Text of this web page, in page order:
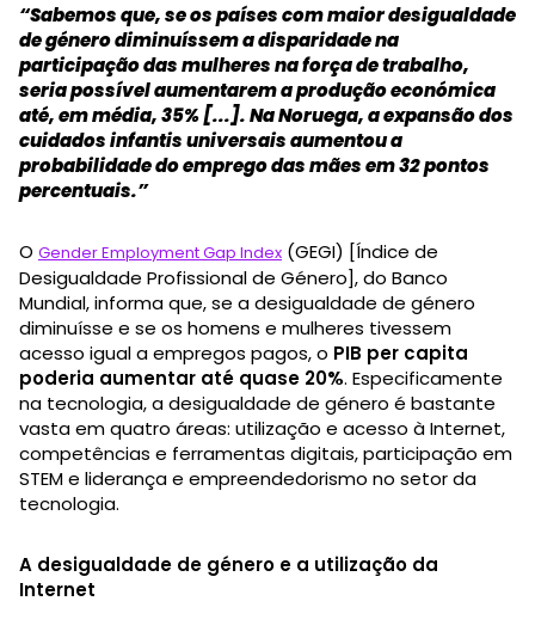
“Sabemos que, se os países com maior desigualdade
de género diminuíssem a disparidade na
participação das mulheres na força de trabalho,
seria possível aumentarem a produção económica
até, em média, 35% [...]. Na Noruega, a expansão dos
cuidados infantis universais aumentou a
probabilidade do emprego das mães em 32 pontos
percentuais.”
O Gender Employment Gap Index (GEGI) [Índice de
Desigualdade Profissional de Género], do Banco
Mundial, informa que, se a desigualdade de género
diminuísse e se os homens e mulheres tivessem
acesso igual a empregos pagos, o PIB per capita
poderia aumentar até quase 20%. Especificamente
na tecnologia, a desigualdade de género é bastante
vasta em quatro áreas: utilização e acesso à Internet,
competências e ferramentas digitais, participação em
STEM e liderança e empreendedorismo no setor da
tecnologia.
A desigualdade de género e a utilização da
Internet